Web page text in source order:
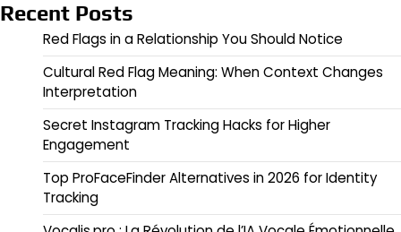
Recent Posts
Red Flags in a Relationship You Should Notice
Cultural Red Flag Meaning: When Context Changes
Interpretation
Secret Instagram Tracking Hacks for Higher
Engagement
Top ProFaceFinder Alternatives in 2026 for Identity
Tracking